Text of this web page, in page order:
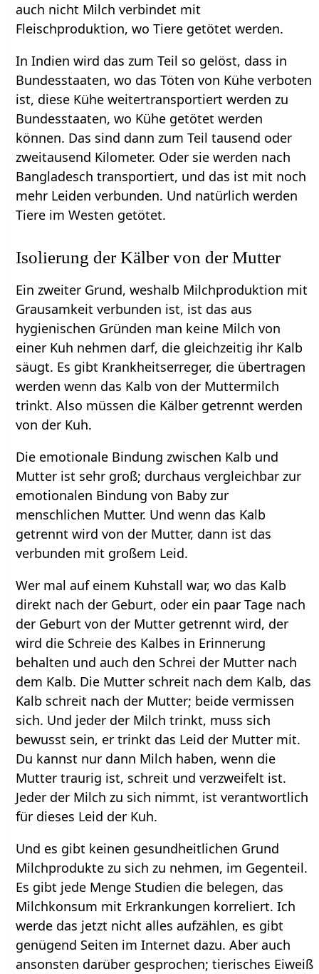
auch nicht Milch verbindet mit
Fleischproduktion, wo Tiere getötet werden.
In Indien wird das zum Teil so gelöst, dass in
Bundesstaaten, wo das Töten von Kühe verboten
ist, diese Kühe weitertransportiert werden zu
Bundesstaaten, wo Kühe getötet werden
können. Das sind dann zum Teil tausend oder
zweitausend Kilometer. Oder sie werden nach
Bangladesch transportiert, und das ist mit noch
mehr Leiden verbunden. Und natürlich werden
Tiere im Westen getötet.
Isolierung der Kälber von der Mutter
Ein zweiter Grund, weshalb Milchproduktion mit
Grausamkeit verbunden ist, ist das aus
hygienischen Gründen man keine Milch von
einer Kuh nehmen darf, die gleichzeitig ihr Kalb
säugt. Es gibt Krankheitserreger, die übertragen
werden wenn das Kalb von der Muttermilch
trinkt. Also müssen die Kälber getrennt werden
von der Kuh.
Die emotionale Bindung zwischen Kalb und
Mutter ist sehr groß; durchaus vergleichbar zur
emotionalen Bindung von Baby zur
menschlichen Mutter. Und wenn das Kalb
getrennt wird von der Mutter, dann ist das
verbunden mit großem Leid.
Wer mal auf einem Kuhstall war, wo das Kalb
direkt nach der Geburt, oder ein paar Tage nach
der Geburt von der Mutter getrennt wird, der
wird die Schreie des Kalbes in Erinnerung
behalten und auch den Schrei der Mutter nach
dem Kalb. Die Mutter schreit nach dem Kalb, das
Kalb schreit nach der Mutter; beide vermissen
sich. Und jeder der Milch trinkt, muss sich
bewusst sein, er trinkt das Leid der Mutter mit.
Du kannst nur dann Milch haben, wenn die
Mutter traurig ist, schreit und verzweifelt ist.
Jeder der Milch zu sich nimmt, ist verantwortlich
für dieses Leid der Kuh.
Und es gibt keinen gesundheitlichen Grund
Milchprodukte zu sich zu nehmen, im Gegenteil.
Es gibt jede Menge Studien die belegen, das
Milchkonsum mit Erkrankungen korreliert. Ich
werde das jetzt nicht alles aufzählen, es gibt
genügend Seiten im Internet dazu. Aber auch
ansonsten darüber gesprochen; tierisches Eiweiß